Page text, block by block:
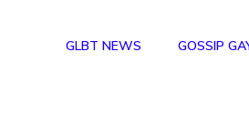
GLBT NEWS GOSSIP